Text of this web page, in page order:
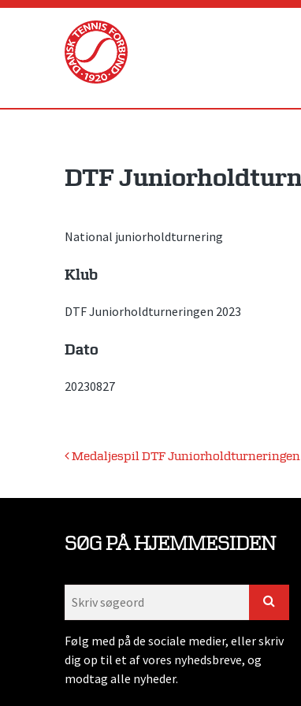
Skip
DTF
National juniorholdturnering
Klub
DTF Juniorholdturneringen 2023
Dato
20230827
Indlægsnavigation
Medaljespil DTF Juniorholdturneringen
SØG PÅ HJEMMESIDEN
Følg med på de sociale medier, eller skriv
dig op til et af vores nyhedsbreve, og
modtag alle nyheder.